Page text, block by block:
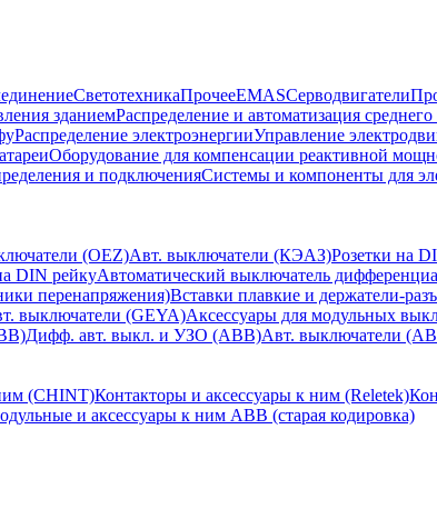
СветотехникаПрочееEMASCерводвигатели
зданиемРаспределение и автоматизация
Распределение электроэнергииУправление
Оборудование для компенсации реактивной
и подключенияСистемы и компоненты для
(OEZ)Авт. выключатели (КЭАЗ)Розетки на
DIN рейкуАвтоматический выключатель
перенапряжения)Вставки плавкие и держатели-
выключатели (GEYA)Аксессуары для модульных
Дифф. авт. выкл. и УЗО (ABB)Авт. выключатели
(CHINT)Контакторы и аксессуары к ним (Reletek)
и аксессуары к ним ABB (старая кодировка)